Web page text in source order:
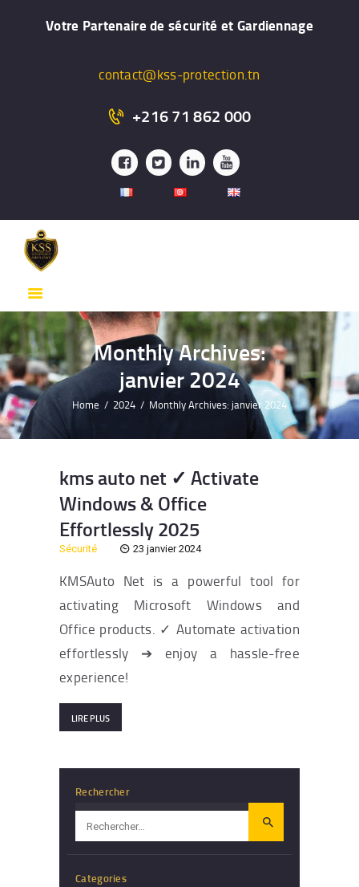
Votre Partenaire de sécurité et Gardiennage
contact@kss-protection.tn
+216 71 862 000
Monthly Archives:
janvier 2024
Home 2024 Monthly Archives: janvier 2024
FORMATION
SYSTÉME DE
PROTECTION
kms auto net ✓ Activate
Windows & Office
Effortlessly 2025
Sécurité 23 janvier 2024
KMSAuto Net is a powerful tool for
activating Microsoft Windows and
Office products. ✓ Automate activation
effortlessly ➔ enjoy a hassle-free
experience!
LIRE PLUS
Rechercher
Rechercher :
Categories